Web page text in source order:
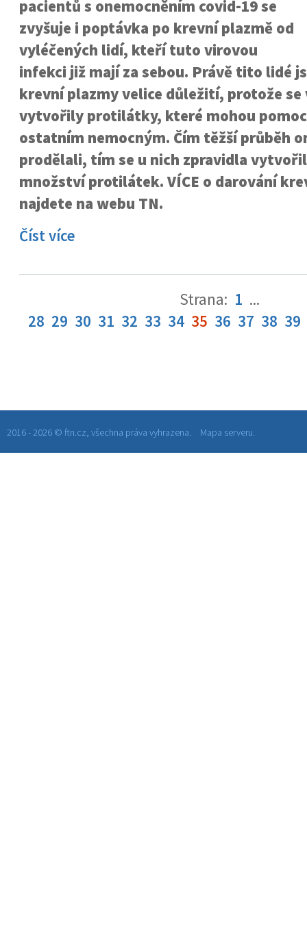
pacientů s onemocněním covid-19 se
zvyšuje i poptávka po krevní plazmě od
vyléčených lidí, kteří tuto virovou
infekci již mají za sebou. Právě tito lidé
krevní plazmy velice důležití, protože se
vytvořily protilátky, které mohou
ostatním nemocným. Čím těžší průběh
prodělali, tím se u nich zpravidla
množství protilátek. VÍCE o darování
najdete na webu TN.
Číst více
Strana: 1 ...
28 29 30 31 32 33 34 35 36 37 38 39
2016 - 2026 © ftn.cz, všechna práva vyhrazena. Mapa serveru.